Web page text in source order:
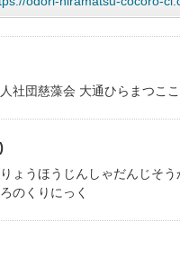
社団慈藻会 大通ひらまつこ
ょうほうじんしゃだんじそ
のくりにっく